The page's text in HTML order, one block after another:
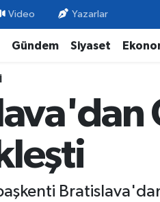
Video Yazarlar
Gündem Siyaset